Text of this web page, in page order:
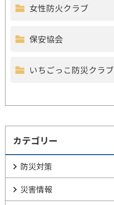
女性防火クラブ
保安協会
いちごっこ防災クラブ
カテゴリー
防災対策
災害情報